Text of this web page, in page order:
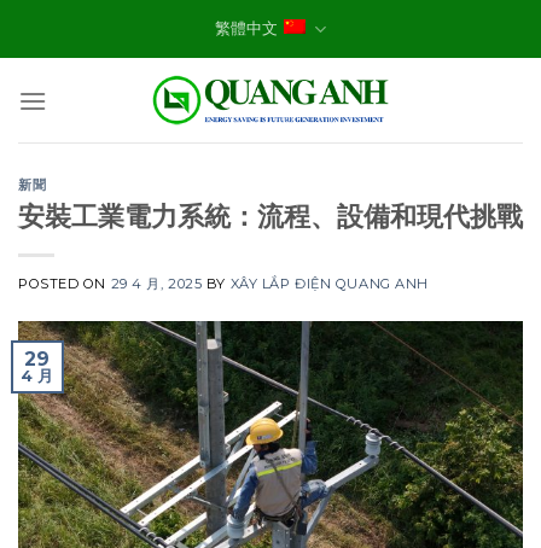
繁體中文
新聞
安裝工業電力系統：流程、設備和現代挑戰
POSTED ON 29 4 月, 2025 BY XÂY LẮP ĐIỆN QUANG ANH
29
4 月